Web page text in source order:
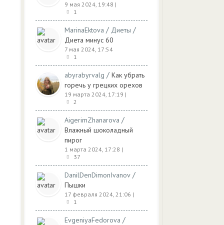
9 мая 2024, 19:48 |
1
MarinaEktova / Диеты /
Диета минус 60
7 мая 2024, 17:54
1
abyrabyrvalg / Как убрать
горечь у грецких орехов
19 марта 2024, 17:19 |
2
AigerimZhanarova /
Влажный шоколадный
пирог
1 марта 2024, 17:28 |
37
DanilDenDimonIvanov /
Пышки
17 февраля 2024, 21:06 |
1
EvgeniyaFedorova /